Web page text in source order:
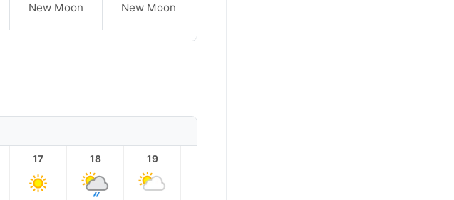
New Moon New Moon
17 18 19